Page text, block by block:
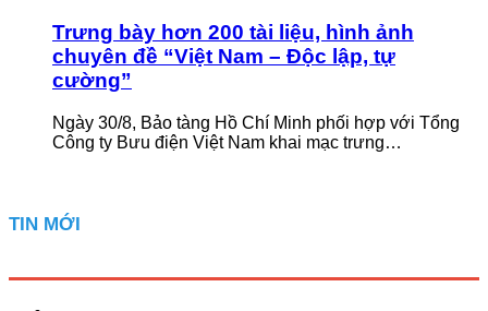
Trưng bày hơn 200 tài liệu, hình ảnh
chuyên đề “Việt Nam – Độc lập, tự
cường”
Ngày 30/8, Bảo tàng Hồ Chí Minh phối hợp với Tổng
Công ty Bưu điện Việt Nam khai mạc trưng…
TIN MỚI